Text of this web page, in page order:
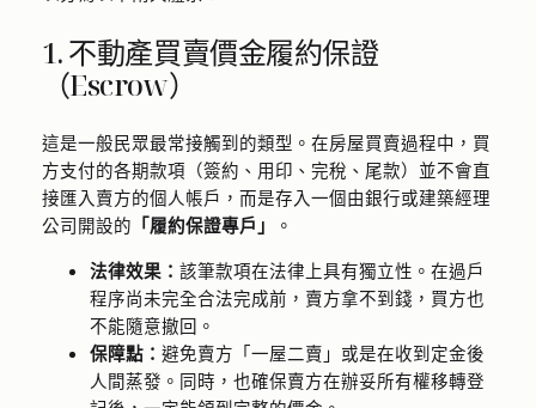
1. 不動產買賣價金履約保證
（Escrow）
這是一般民眾最常接觸到的類型。在房屋買賣過程中，買
方支付的各期款項（簽約、用印、完稅、尾款）並不會直
接匯入賣方的個人帳戶，而是存入一個由銀行或建築經理
公司開設的 「履約保證專戶」
。
法律效果： 該筆款項在法律上具有獨立性。在過戶
程序尚未完全合法完成前，賣方拿不到錢，買方也
不能隨意撤回。
保障點： 避免賣方「一屋二賣」或是在收到定金後
人間蒸發。同時，也確保賣方在辦妥所有權移轉登